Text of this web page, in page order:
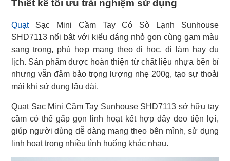
Thiết kế tối ưu trải nghiệm sử dụng
QuạtSạc Mini Cầm Tay Có Sò Lạnh Sunhouse
SHD7113 nổi bật với kiểu dáng nhỏ gọn cùng gam màu
sang trọng, phù hợp mang theo đi học, đi làm hay du
lịch. Sản phẩm được hoàn thiện từ chất liệu nhựa bền bỉ
nhưng vẫn đảm bảo trọng lượng nhẹ 200g, tạo sự thoải
mái khi sử dụng lâu dài.
Quạt Sạc Mini Cầm Tay Sunhouse SHD7113 sở hữu tay
cầm có thể gấp gọn linh hoạt kết hợp dây đeo tiện lợi,
giúp người dùng dễ dàng mang theo bên mình, sử dụng
linh hoạt trong nhiều tình huống khác nhau.